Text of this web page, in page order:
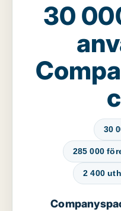
30
30
285 000
2 400